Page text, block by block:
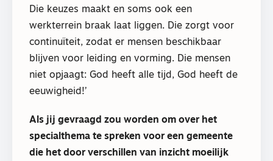
Die keuzes maakt en soms ook een
werkterrein braak laat liggen. Die zorgt voor
continuïteit, zodat er mensen beschikbaar
blijven voor leiding en vorming. Die mensen
niet opjaagt: God heeft alle tijd, God heeft de
eeuwigheid!’
Als jij gevraagd zou worden om over het
specialthema te spreken voor een gemeente
die het door verschillen van inzicht moeilijk